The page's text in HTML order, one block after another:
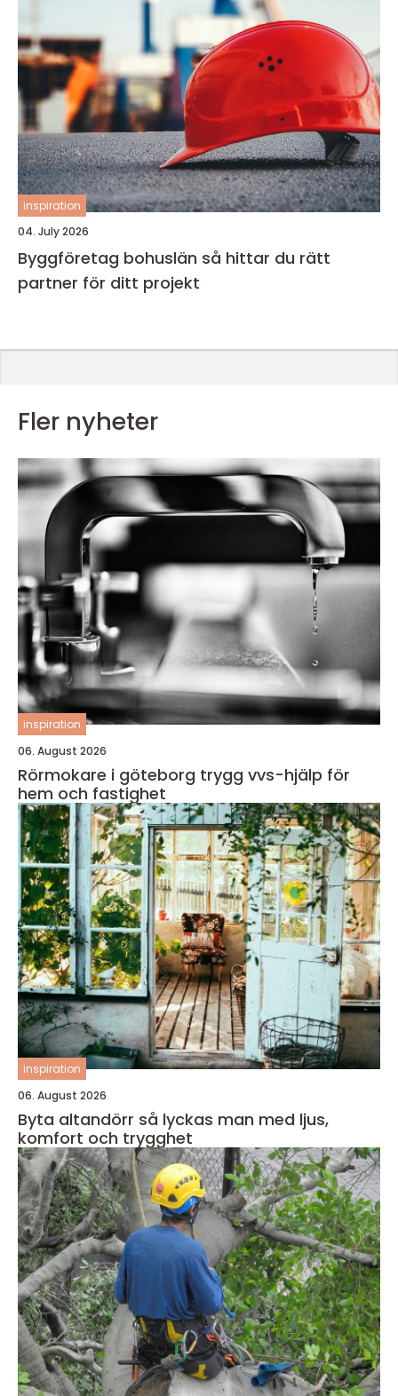
inspiration
04. July 2026
Byggföretag bohuslän så hittar du rätt
partner för ditt projekt
Fler nyheter
inspiration
06. August 2026
Rörmokare i göteborg trygg vvs-hjälp för
hem och fastighet
inspiration
06. August 2026
Byta altandörr så lyckas man med ljus,
komfort och trygghet